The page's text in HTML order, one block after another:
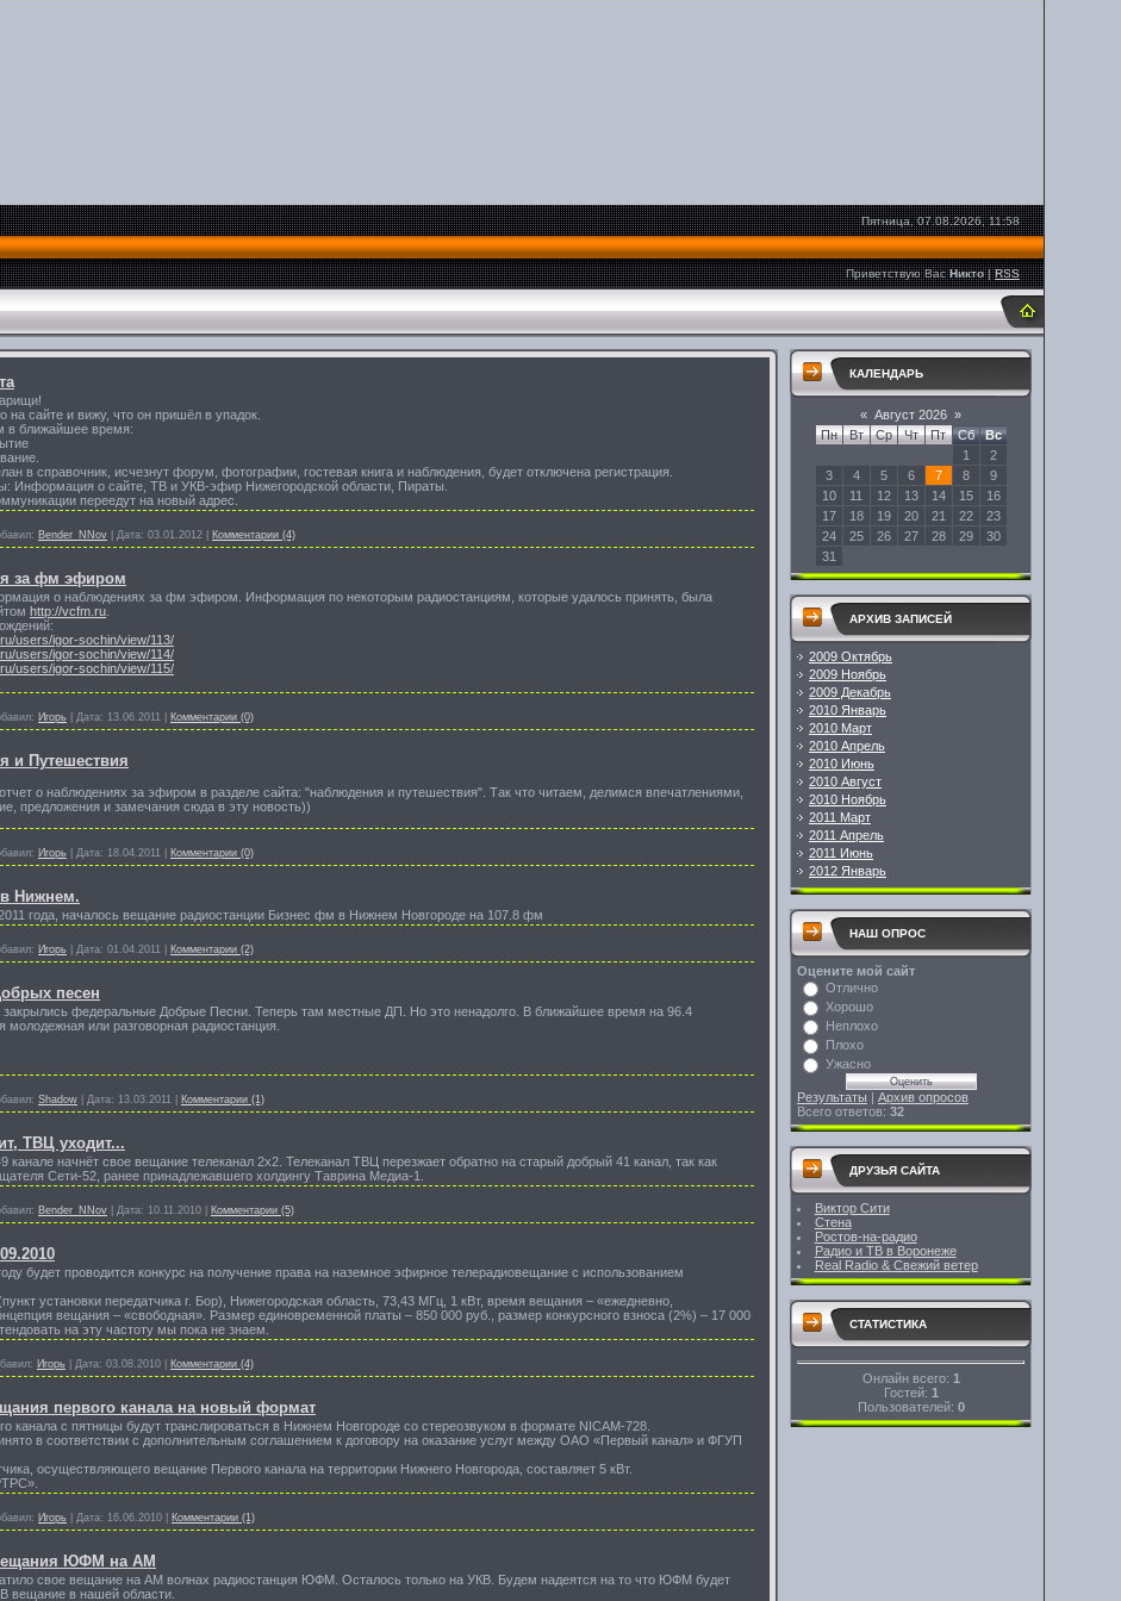
Пятница, 07.08.2026, 11:58
Приветствую Вас Никто|RSS
на сайте и вижу, что он пришёл в упадок.
в ближайшее время:
в справочник, исчезнут форум, фотографии, гостевая книга и наблюдения, будет отключена регистрация.
Информация о сайте, ТВ и УКВ-эфир Нижегородской области, Пираты.
переедут на новый адрес.
Bender_NNov Дата: 03.01.2012 Комментарии (4)
за фм эфиром
о наблюдениях за фм эфиром. Информация по некоторым радиостанциям, которые удалось принять, была
http://vcfm.ru
users/igor-sochin/view/113/
users/igor-sochin/view/114/
users/igor-sochin/view/115/
Игорь Дата: 13.06.2011 Комментарии (0)
и Путешествия
о наблюдениях за эфиром в разделе сайта: "наблюдения и путешествия". Так что читаем, делимся впечатлениями,
предложения и замечания сюда в эту новость))
Игорь Дата: 18.04.2011 Комментарии (0)
Нижнем.
года, началось вещание радиостанции Бизнес фм в Нижнем Новгороде на 107.8 фм
Игорь Дата: 01.04.2011 Комментарии (2)
песен
закрылись федеральные Добрые Песни. Теперь там местные ДП. Но это ненадолго. В ближайшее время на 96.4
молодежная или разговорная радиостанция.
Shadow Дата: 13.03.2011 Комментарии (1)
ТВЦ уходит...
канале начнёт свое вещание телеканал 2х2. Телеканал ТВЦ перезжает обратно на старый добрый 41 канал, так как
Сети-52, ранее принадлежавшего холдингу Таврина Медиа-1.
Bender_NNov Дата: 10.11.2010 Комментарии (5)
будет проводится конкурс на получение права на наземное эфирное телерадиовещание с использованием
установки передатчика г. Бор), Нижегородская область, 73,43 МГц, 1 кВт, время вещания – «ежедневно,
вещания – «свободная». Размер единовременной платы – 850 000 руб., размер конкурсного взноса (2%) – 17 000
на эту частоту мы пока не знаем.
Игорь Дата: 03.08.2010 Комментарии (4)
первого канала на новый формат
канала с пятницы будут транслироваться в Нижнем Новгороде со стереозвуком в формате NICAM-728.
в соответствии с дополнительным соглашением к договору на оказание услуг между ОАО «Первый канал» и ФГУП
осуществляющего вещание Первого канала на территории Нижнего Новгорода, составляет 5 кВт.
Игорь Дата: 16.06.2010 Комментарии (1)
ЮФМ на АМ
свое вещание на АМ волнах радиостанция ЮФМ. Осталось только на УКВ. Будем надеятся на то что ЮФМ будет
вещание в нашей области.
КАЛЕНДАРЬ
« Август 2026 »
Пн
Вт Ср Чт Пт Сб
Вс
1
2
3
4 5 6 7 8
9
10
11 12 13 14 15
16
17
18 19 20 21 22
23
24
25 26 27 28 29
30
31
АРХИВ ЗАПИСЕЙ
2009 Октябрь
2009 Ноябрь
2009 Декабрь
2010 Январь
2010 Март
2010 Апрель
2010 Июнь
2010 Август
2010 Ноябрь
2011 Март
2011 Апрель
2011 Июнь
2012 Январь
НАШ ОПРОС
Оцените мой сайт
Отлично
Хорошо
Неплохо
Плохо
Ужасно
Результаты | Архив опросов
Всего ответов: 32
ДРУЗЬЯ САЙТА
Виктор Сити
Cтена
Ростов-на-радио
Радио и ТВ в Воронеже
Real Radio & Свежий ветер
СТАТИСТИКА
Онлайн всего: 1
Гостей: 1
Пользователей: 0